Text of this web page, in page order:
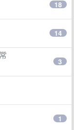
18
14
3
1